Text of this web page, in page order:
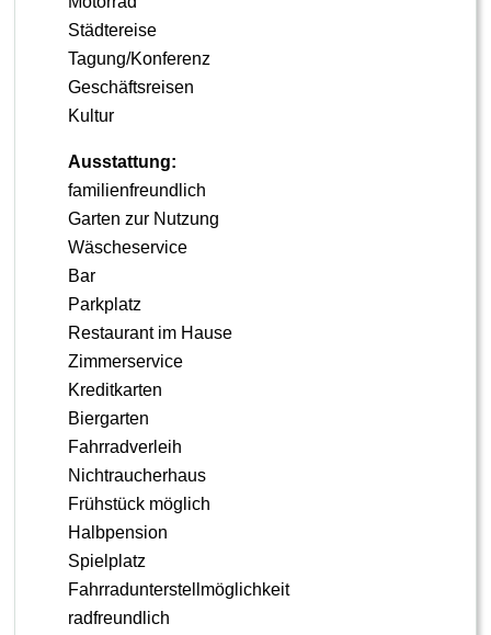
Städtereise
Tagung/Konferenz
Geschäftsreisen
Kultur
Ausstattung:
familienfreundlich
Garten zur Nutzung
Wäscheservice
Bar
Parkplatz
Restaurant im Hause
Zimmerservice
Kreditkarten
Biergarten
Fahrradverleih
Nichtraucherhaus
Frühstück möglich
Halbpension
Spielplatz
Fahrradunterstellmöglichkeit
radfreundlich